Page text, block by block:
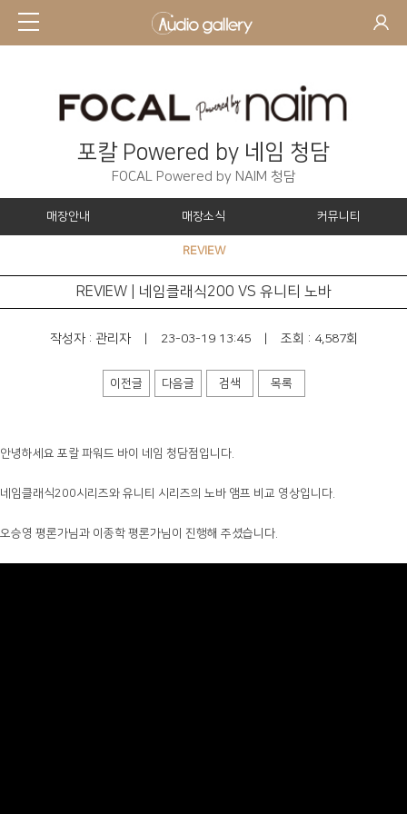
포칼 Powered by 네임 청담
FOCAL Powered by NAIM 청담
매장안내 매장소식 커뮤니티
REVIEW
REVIEW | 네임클래식200 VS 유니티 노바
작성자 : 관리자 23-03-19 13:45 조회 : 4,587회
이전글 다음글 검색 목록
안녕하세요 포칼 파워드 바이 네임 청담점입니다.
네임클래식200시리즈와 유니티 시리즈의 노바 앰프 비교 영상입니다.
오승영 평론가님과 이종학 평론가님이 진행해 주셨습니다.